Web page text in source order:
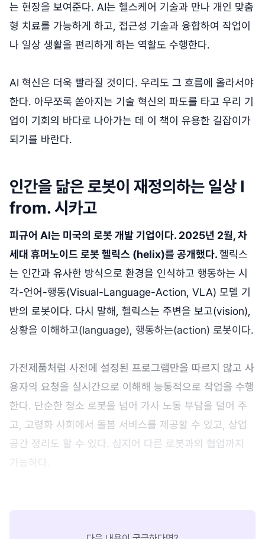
는 현장을 보여준다. AI는 헬스케어 기술과 만나 개인 맞춤
형 치료를 가능하게 하고, 접근성 기술과 융합하여 작업이
나 일상 생활을 편리하게 하는 역할도 수행한다.
AI 혁신은 더욱 빨라질 것이다. 우리도 그 흐름에 올라서야
한다. 아무쪼록 쏟아지는 기술 혁신의 파도를 타고 우리 기
업이 기회의 바다로 나아가는 데 이 책이 유용한 길잡이가
되기를 바란다.
인간을 닮은 로봇이 재정의하는 일상 I
from. 시카고
피규어 AI는 미국의 로봇 개발 기업이다. 2025년 2월, 차
세대 휴머노이드 로봇 헬릭스 (helix)를 공개했다.헬릭스
는 인간과 유사한 방식으로 환경을 인식하고 행동하는 시
각-언어-행동(Visual-Language-Action, VLA) 모델 기
반의 로봇이다. 다시 말해, 헬릭스는 주변을 보고(vision),
상황을 이해하고(language), 행동하는(action) 로봇이다.
가전제품처럼 사전에 설정된 프로그램만을 따르지 않고 사
용자의 요청을 실시간으로 이해해 능동적으로 작업을 수행
한다. 단순한 청소 로봇을 넘어 가사 노동 부담을 덜어 주
고, 고령화 사회에서 돌봄 서비스를 제공할 수 있고, 상업
공간 정리도 할 수 있다. 심지어 다른 로봇과의 협업까지
가능하다.